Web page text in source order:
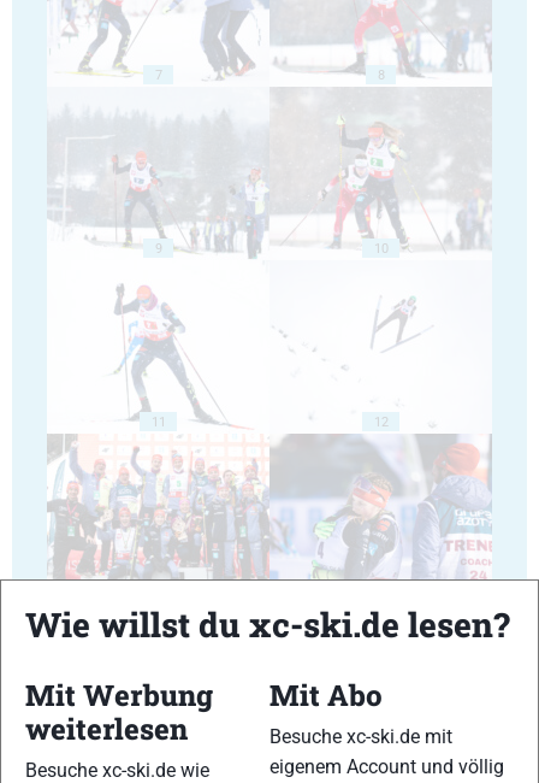
7 8
9 10
11 12
15 16
Wie willst du xc-ski.de lesen?
Mit Werbung
weiterlesen
Besuche xc-ski.de wie
Mit Abo
Besuche xc-ski.de mit
eigenem Account und völlig